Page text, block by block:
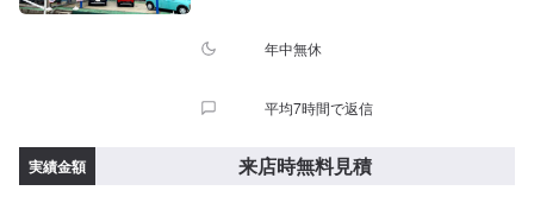
年中無休
平均7時間で返信
実績金額 来店時無料見積